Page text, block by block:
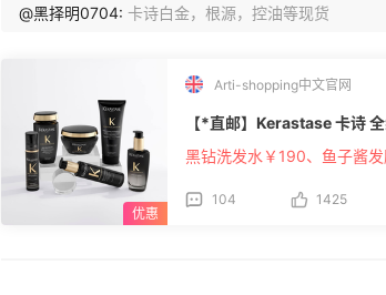
@黑择明0704: 卡诗白金，根源，控油等现货
Arti-shopping中文官网
【*直邮】Kerastase 卡诗
黑钻洗发水￥190、鱼子酱
104 1425